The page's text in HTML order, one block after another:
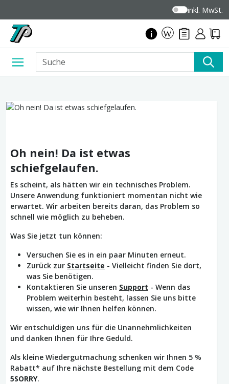
inkl. MwSt.
Oh nein! Da ist etwas
schiefgelaufen.
Es scheint, als hätten wir ein technisches Problem.
Unsere Anwendung funktioniert momentan nicht wie
erwartet. Wir arbeiten bereits daran, das Problem so
schnell wie möglich zu beheben.
Was Sie jetzt tun können:
Versuchen Sie es in ein paar Minuten erneut.
Zurück zur Startseite - Vielleicht finden Sie dort,
was Sie benötigen.
Kontaktieren Sie unseren Support - Wenn das
Problem weiterhin besteht, lassen Sie uns bitte
wissen, wie wir Ihnen helfen können.
Wir entschuldigen uns für die Unannehmlichkeiten
und danken Ihnen für Ihre Geduld.
Als kleine Wiedergutmachung schenken wir Ihnen 5 %
Rabatt* auf Ihre nächste Bestellung mit dem Code
5SORRY.